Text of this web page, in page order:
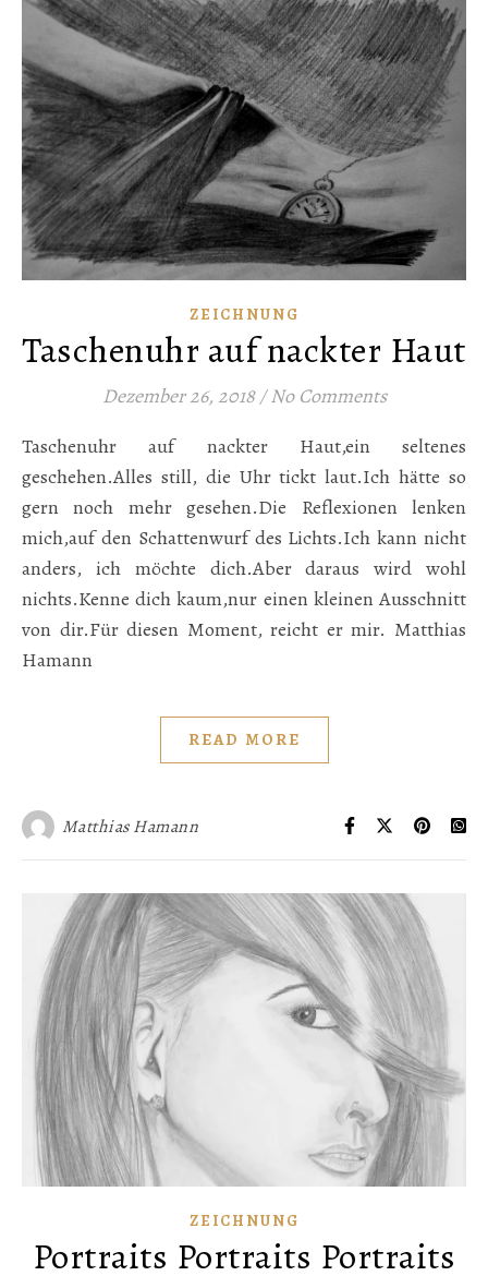
ZEICHNUNG
Taschenuhr auf nackter Haut
Dezember 26, 2018 / No Comments
Taschenuhr auf nackter Haut,ein seltenes
geschehen.Alles still, die Uhr tickt laut.Ich hätte so
gern noch mehr gesehen.Die Reflexionen lenken
mich,auf den Schattenwurf des Lichts.Ich kann nicht
anders, ich möchte dich.Aber daraus wird wohl
nichts.Kenne dich kaum,nur einen kleinen Ausschnitt
von dir.Für diesen Moment, reicht er mir. Matthias
Hamann
READ MORE
Matthias Hamann
ZEICHNUNG
Portraits Portraits Portraits